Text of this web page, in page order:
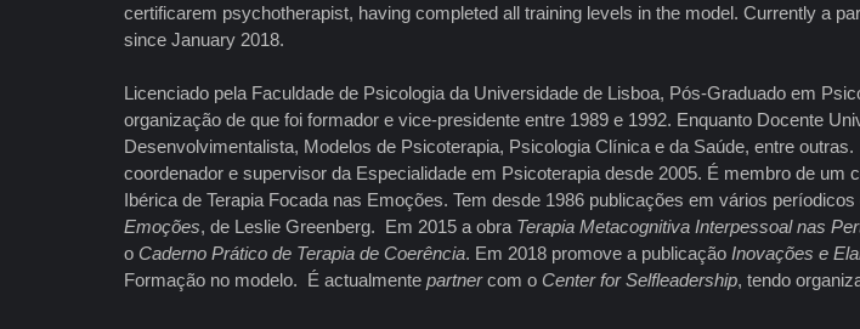
certificarem psychotherapist, having completed all training levels in the model. Currently a
since January 2018.
Licenciado pela Faculdade de Psicologia da Universidade de Lisboa, Pós-Graduado em
organização de que foi formador e vice-presidente entre 1989 e 1992. Enquanto Docente
Desenvolvimentalista, Modelos de Psicoterapia, Psicologia Clínica e da Saúde, entre
coordenador e supervisor da Especialidade em Psicoterapia desde 2005. É membro de
Ibérica de Terapia Focada nas Emoções. Tem desde 1986 publicações em vários
Emoções, de Leslie Greenberg. Em 2015 a obra Terapia Metacognitiva Interpessoal nas
o Caderno Prático de Terapia de Coerência. Em 2018 promove a publicação Inovações e
Formação no modelo. É actualmente partnercom o Center for Selfleadership, tendo